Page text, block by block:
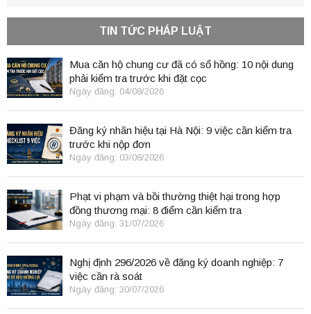
TIN TỨC PHÁP LUẬT
Mua căn hộ chung cư đã có sổ hồng: 10 nội dung
phải kiểm tra trước khi đặt cọc
Ngày đăng: 04/08/2026
Đăng ký nhãn hiệu tại Hà Nội: 9 việc cần kiểm tra
trước khi nộp đơn
Ngày đăng: 03/08/2026
Phạt vi phạm và bồi thường thiệt hại trong hợp
đồng thương mại: 8 điểm cần kiểm tra
Ngày đăng: 31/07/2026
Nghị định 296/2026 về đăng ký doanh nghiệp: 7
việc cần rà soát
Ngày đăng: 30/07/2026